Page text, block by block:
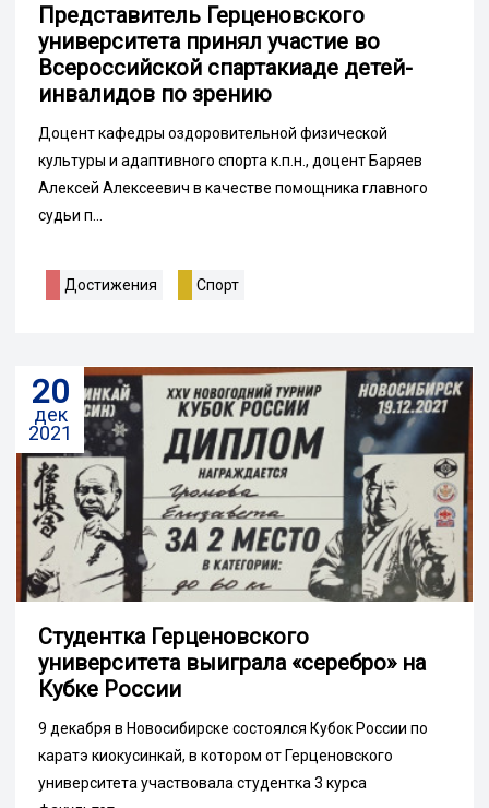
Представитель Герценовского
университета принял участие во
Всероссийской спартакиаде детей-
инвалидов по зрению
Доцент кафедры оздоровительной физической
культуры и адаптивного спорта к.п.н., доцент Баряев
Алексей Алексеевич в качестве помощника главного
судьи п...
Достижения Спорт
20
дек
2021
Студентка Герценовского
университета выиграла «серебро» на
Кубке России
9 декабря в Новосибирске состоялся Кубок России по
каратэ киокусинкай, в котором от Герценовского
университета участвовала студентка 3 курса